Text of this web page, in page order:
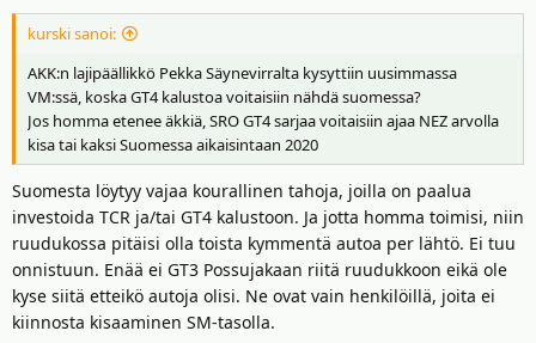
kurski sanoi:
AKK:n lajipäällikkö Pekka Säynevirralta kysyttiin uusimmassa
VM:ssä, koska GT4 kalustoa voitaisiin nähdä suomessa?
Jos homma etenee äkkiä, SRO GT4 sarjaa voitaisiin ajaa NEZ arvolla
kisa tai kaksi Suomessa aikaisintaan 2020
Suomesta löytyy vajaa kourallinen tahoja, joilla on paalua
investoida TCR ja/tai GT4 kalustoon. Ja jotta homma toimisi, niin
ruudukossa pitäisi olla toista kymmentä autoa per lähtö. Ei tuu
onnistuun. Enää ei GT3 Possujakaan riitä ruudukkoon eikä ole
kyse siitä etteikö autoja olisi. Ne ovat vain henkilöillä, joita ei
kiinnosta kisaaminen SM-tasolla.